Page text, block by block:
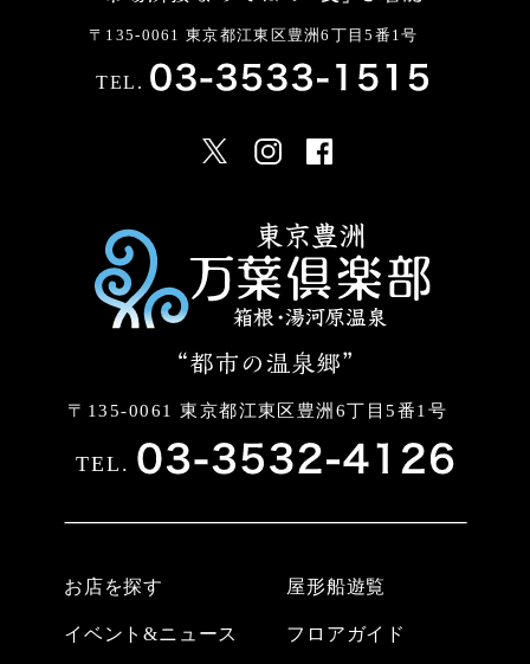
〒135-0061 東京都江東区豊洲6丁目5番1号
TEL.
お店を探す
イベント&ニュース
屋形船遊覧
フロアガイド